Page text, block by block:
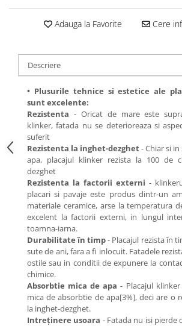
Adauga la Favorite Cere
Descriere
• Plusurile tehnice si estetice ale
sunt excelente:
Rezistenta - Oricat de mare este
klinker, fatada nu se deterioreaza si
suferit
Rezistenta la inghet-dezghet- Chiar si
apa, placajul klinker rezista la 100 de
dezghet
Rezistenta la factorii externi -
placari si pavaje este produs dintr-un
materiale ceramice, arse la temperatura
excelent la factorii externi, in lungul
toamna-iarna.
Durabilitate în timp- Placajul rezista în
sute de ani, fara a fi inlocuit. Fatadele
ostile sau in conditii de expunere la
chimice.
Absorbtie mica de apa - Placajul
mica de absorbtie de apa[3%], deci are o
la inghet-dezghet.
Intreţinere usoara - Fatada nu isi pierde